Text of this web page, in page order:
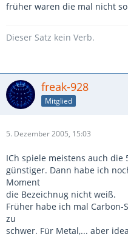
früher waren die mal nicht
Dieser Satz kein Verb.
freak-928
Mitglied
5. Dezember 2005, 15:03
ICh spiele meistens auch die
günstiger. Dann habe ich
Moment
die Bezeichnug nicht weiß.
Früher habe ich mal
zu
schwer. Für Metal,... aber